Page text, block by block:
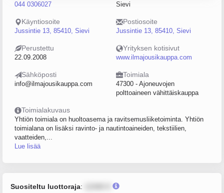
044 0306027 Sievi
Käyntiosoite
Jussintie 13, 85410, Sievi
Postiosoite
Jussintie 13, 85410, Sievi
Perustettu
22.09.2008
Yrityksen kotisivut
www.ilmajousikauppa.com
Sähköposti
info@ilmajousikauppa.com
Toimiala
47300 - Ajoneuvojen
polttoaineen vähittäiskauppa
Toimialakuvaus
Yhtiön toimiala on huoltoasema ja ravitsemusliiketoiminta. Yhtiön
toimialana on lisäksi ravinto- ja nautintoaineiden, tekstiilien,
vaatteiden,...
Lue lisää
Suositeltu luottoraja: